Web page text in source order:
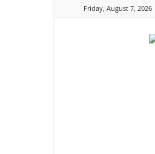
Friday, August 7, 2026